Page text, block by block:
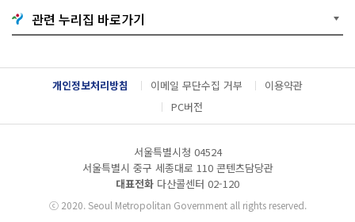
기
G
o
g
l
e
e
서
다
운
관련 누리집 바로가기
개인정보처리방침 이메일 무단수집 거부
이용약관
PC버전
서울특별시청 04524
서울특별시 중구 세종대로 110 콘텐츠담당관
대표전화 다산콜센터 02-120
ⓒ2020. Seoul Metropolitan Government all rights reserved.